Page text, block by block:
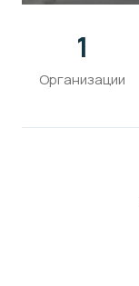
1
Организации